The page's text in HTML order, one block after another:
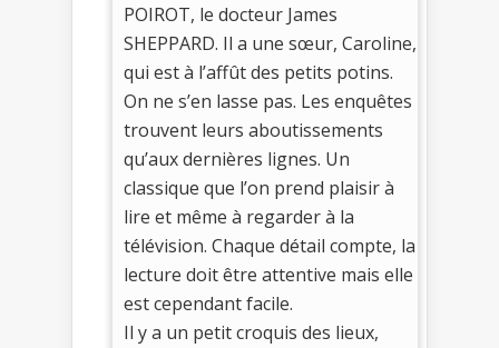
POIROT, le docteur James
SHEPPARD. Il a une sœur, Caroline,
qui est à l’affût des petits potins.
On ne s’en lasse pas. Les enquêtes
trouvent leurs aboutissements
qu’aux dernières lignes. Un
classique que l’on prend plaisir à
lire et même à regarder à la
télévision. Chaque détail compte, la
lecture doit être attentive mais elle
est cependant facile.
Il y a un petit croquis des lieux,